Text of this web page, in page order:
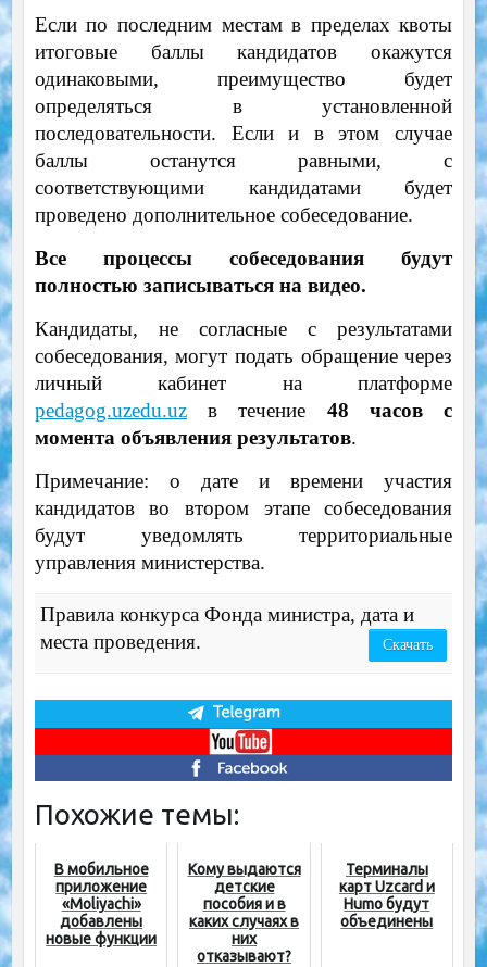
Если по последним местам в пределах квоты
итоговые баллы кандидатов окажутся
одинаковыми, преимущество будет
определяться в установленной
последовательности. Если и в этом случае
баллы останутся равными, с
соответствующими кандидатами будет
проведено дополнительное собеседование.
Все процессы собеседования будут
полностью записываться на видео.
Кандидаты, не согласные с результатами
собеседования, могут подать обращение через
личный кабинет на платформе
pedagog.uzedu.uzв течение 48 часов с
момента объявления результатов.
Примечание: о дате и времени участия
кандидатов во втором этапе собеседования
будут уведомлять территориальные
управления министерства.
Правила конкурса Фонда министра, дата и
места проведения.
Скачать
Похожие темы:
В мобильное
приложение
«Moliyachi»
добавлены
новые функции
Кому выдаются
детские
пособия и в
каких случаях в
них
отказывают?
Терминалы
карт Uzcard и
Humo будут
объединены